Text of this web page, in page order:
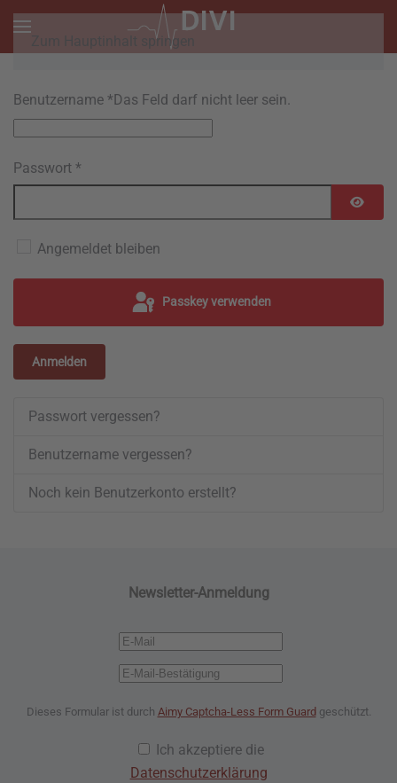
Zum Hauptinhalt springen
Benutzername *Das Feld darf nicht leer sein.
Passwort *
Angemeldet bleiben
Passkey verwenden
Anmelden
Passwort vergessen?
Benutzername vergessen?
Noch kein Benutzerkonto erstellt?
Newsletter-Anmeldung
Dieses Formular ist durch Aimy Captcha-Less Form Guard geschützt.
Ich akzeptiere die
Datenschutzerklärung